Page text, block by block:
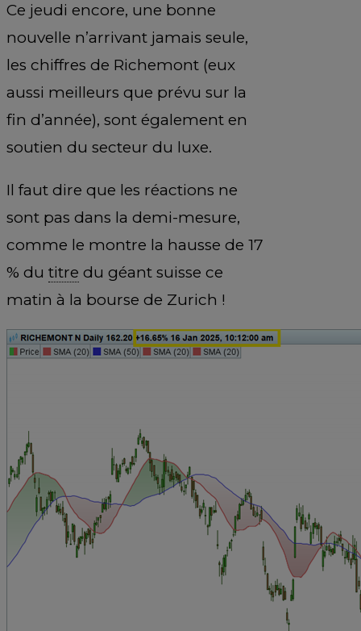
Ce jeudi encore, une bonne
nouvelle n’arrivant jamais seule,
les chiffres de Richemont (eux
aussi meilleurs que prévu sur la
fin d’année), sont également en
soutien du secteur du luxe.
Il faut dire que les réactions ne
sont pas dans la demi-mesure,
comme le montre la hausse de 17
% du titre du géant suisse ce
matin à la bourse de Zurich !